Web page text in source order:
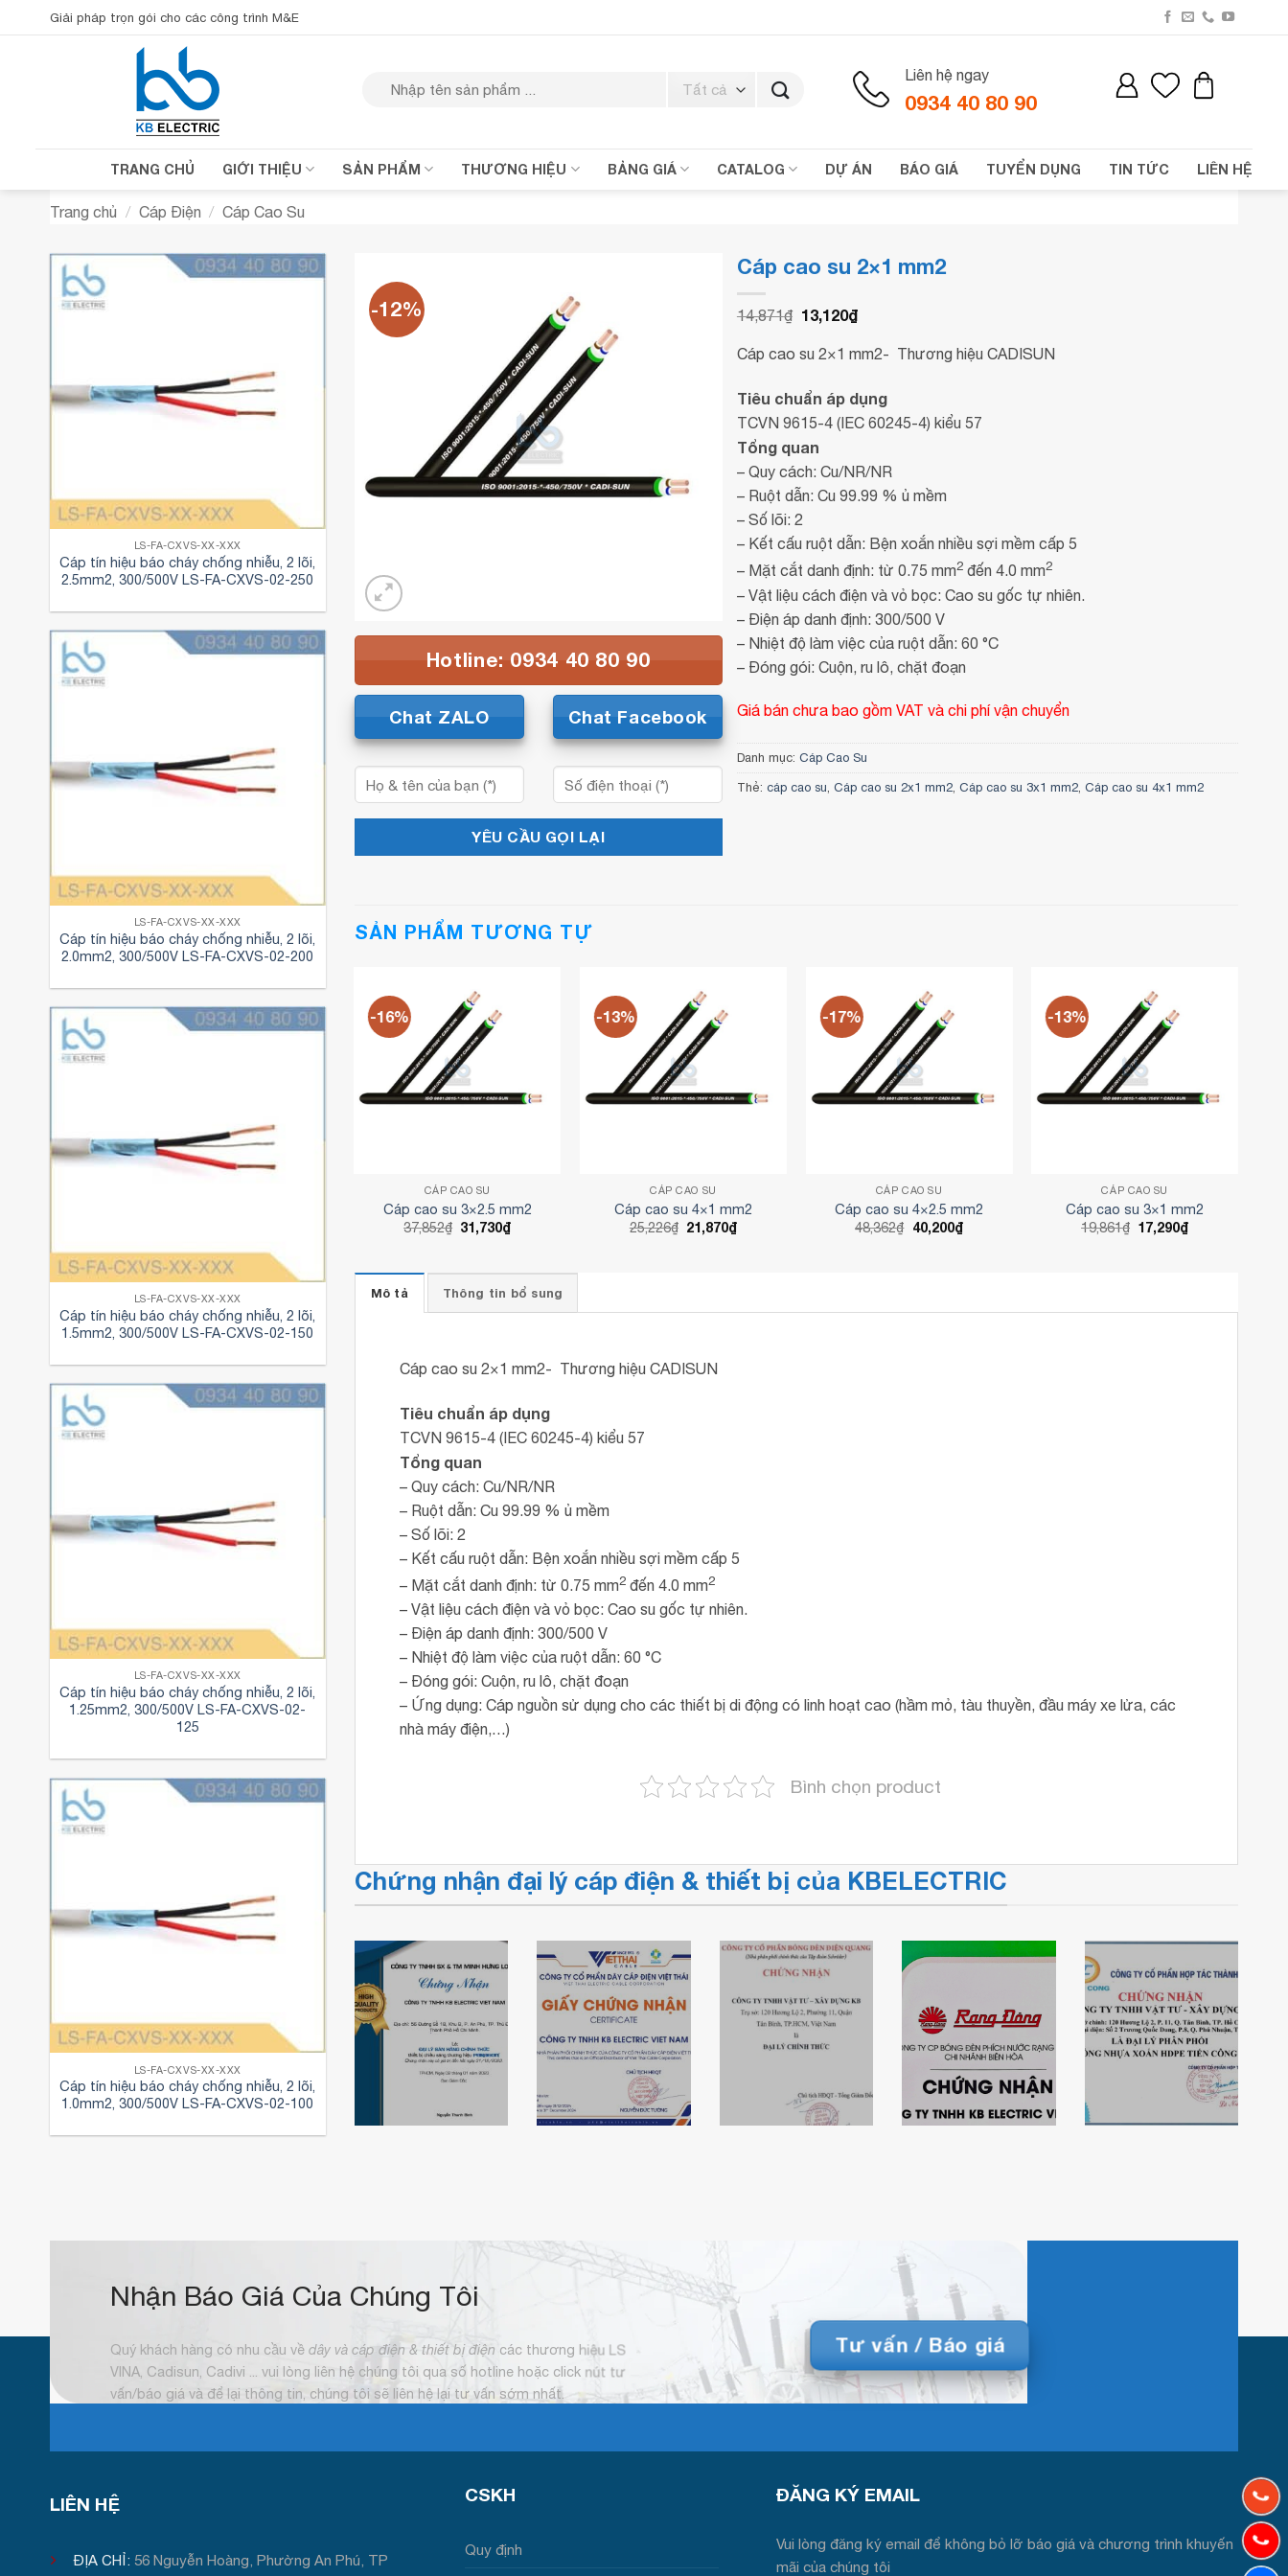
qua
Giải pháp trọn gói cho các công trình M&E
Liên hệ ngay
0934 40 80 90
TRANG CHỦ GIỚI THIỆU SẢN PHẨM THƯƠNG HIỆU BẢNG GIÁ CATALOG DỰ ÁN BÁO GIÁ TUYỂN DỤNG TIN TỨC LIÊN HỆ
Trang chủ / Cáp Điện / Cáp Cao Su
LS-FA-CXVS-XX-XXX
Cáp tín hiệu báo cháy chống nhiễu, 2 lõi,
2.5mm2, 300/500V LS-FA-CXVS-02-250
LS-FA-CXVS-XX-XXX
Cáp tín hiệu báo cháy chống nhiễu, 2 lõi,
2.0mm2, 300/500V LS-FA-CXVS-02-200
LS-FA-CXVS-XX-XXX
Cáp tín hiệu báo cháy chống nhiễu, 2 lõi,
1.5mm2, 300/500V LS-FA-CXVS-02-150
LS-FA-CXVS-XX-XXX
Cáp tín hiệu báo cháy chống nhiễu, 2 lõi,
1.25mm2, 300/500V LS-FA-CXVS-02-
125
LS-FA-CXVS-XX-XXX
Cáp tín hiệu báo cháy chống nhiễu, 2 lõi,
1.0mm2, 300/500V LS-FA-CXVS-02-100
-12%
Hotline: 0934 40 80 90
Chat ZALO Chat Facebook
Cáp cao su 2×1 mm2
14,871₫ Giá
gốc
14,871₫.
13,120₫Giá
là:
Cáp cao su 2×1 mm2- Thương hiệu CADISUN
Tiêu chuẩn áp dụng
TCVN 9615-4 (IEC 60245-4) kiểu 57
Tổng quan
– Quy cách: Cu/NR/NR
– Ruột dẫn: Cu 99.99 % ủ mềm
– Số lõi: 2
– Kết cấu ruột dẫn: Bện xoắn nhiều sợi mềm cấp 5
– Mặt cắt danh định: từ 0.75 mm2đến 4.0 mm2
– Vật liệu cách điện và vỏ bọc: Cao su gốc tự nhiên.
– Điện áp danh định: 300/500 V
– Nhiệt độ làm việc của ruột dẫn: 60 °C
– Đóng gói: Cuộn, ru lô, chặt đoạn
Giá bán chưa bao gồm VAT và chi phí vận chuyển
Danh mục: Cáp Cao Su
Thẻ: cáp cao su, Cáp cao su 2x1 mm2, Cáp cao su 3x1 mm2, Cáp cao su 4x1 mm2
SẢN PHẨM TƯƠNG TỰ
-16%
CÁP CAO SU
Cáp cao su 3×2.5 mm2
37,852₫ Giá
gốc
31,730₫Giá
31,730₫.
-13%
CÁP CAO SU
Cáp cao su 4×1 mm2
25,226₫ Giá
gốc
21,870₫Giá
-17%
CÁP CAO SU
Cáp cao su 4×2.5 mm2
48,362₫ Giá
gốc
40,200₫Giá
hiện
-13%
CÁP CAO SU
Cáp cao su 3×1 mm2
19,861₫ Giá
gốc
17,290₫Giá
-15%
là:
27,824₫.là:
23,770₫.
Mô tả Thông tin bổ sung
Cáp cao su 2×1 mm2- Thương hiệu CADISUN
Tiêu chuẩn áp dụng
TCVN 9615-4 (IEC 60245-4) kiểu 57
Tổng quan
– Quy cách: Cu/NR/NR
– Ruột dẫn: Cu 99.99 % ủ mềm
– Số lõi: 2
– Kết cấu ruột dẫn: Bện xoắn nhiều sợi mềm cấp 5
– Mặt cắt danh định: từ 0.75 mm2đến 4.0 mm2
– Vật liệu cách điện và vỏ bọc: Cao su gốc tự nhiên.
– Điện áp danh định: 300/500 V
– Nhiệt độ làm việc của ruột dẫn: 60 °C
– Đóng gói: Cuộn, ru lô, chặt đoạn
– Ứng dụng: Cáp nguồn sử dụng cho các thiết bị di động có linh hoạt cao (hầm mỏ, tàu thuyền, đầu máy xe lửa, các
nhà máy điện,…)
Bình chọn product
Chứng nhận đại lý cáp điện & thiết bị của KBELECTRIC
Chứng nhận
KBElectric là
đại lý bán hàng
chính thức của
đèn Paragon
Chứng nhận đại
lý cáp điện Việt
Chứng nhận đại
lý chính thức
bóng đèn Điện
phân phối uỷ
quyền các sản
phẩm thiết bị
chiếu sáng LED
Rạng Đông
Chứng nhận đại
lý ống nhựa
xoắn Tiến Công
– KBElectric
lý ủy quyền
Schneider
KBElectric
Chứng nhận đại
lý cáp điện
Cadisun
Nhận Báo Giá Của Chúng Tôi
Quý khách hàng có nhu cầu vềdây và cáp điện & thiết bị điện các thương hiệu LS
VINA, Cadisun, Cadivi ... vui lòng liên hệ chúng tôi qua số hotline hoặc click nút tư
vấn/báo giá và để lại thông tin, chúng tôi sẽ liên hệ lại tư vấn sớm nhất.
Tư vấn / Báo giá
LIÊN HỆ
ĐỊA CHỈ: 56 Nguyễn Hoàng, Phường An Phú, TP
CSKH
Quy định
ĐĂNG KÝ EMAIL
Vui lòng đăng ký email để không bỏ lỡ báo giá và chương trình khuyến
mãi của chúng tôi